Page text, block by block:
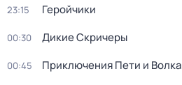
23:15 Геройчики
00:30 Дикие Скричеры
00:45 Приключения Пети и Волка